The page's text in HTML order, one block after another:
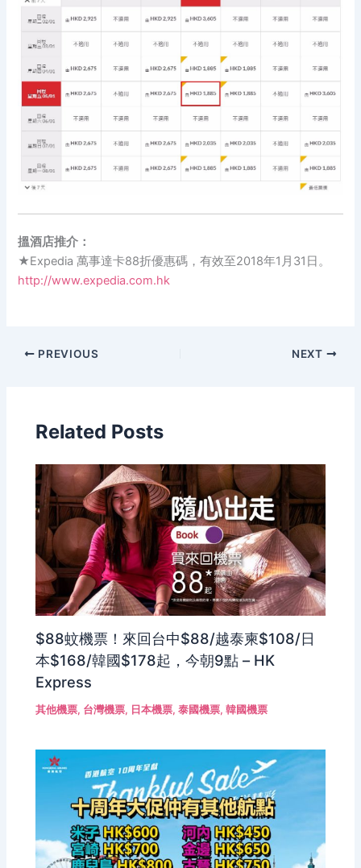
搵酒店推介：
★Expedia 萬事達卡88折優惠碼，有效至2018年1月31日。
http://www.expedia.com.hk
PREVIOUS NEXT
Related Posts
$88蚊機票！來回台中$88/越泰柬$108/日
本$168/韓國$178起，今朝9點 – HK
Express
其他機票, 台灣機票, 日本機票,泰國機票,韓國機票